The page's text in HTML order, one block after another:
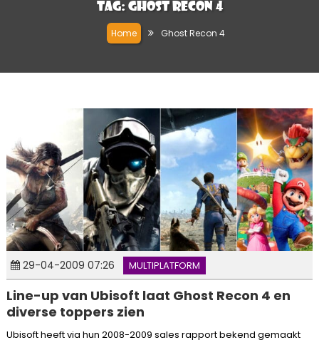
Tag: Ghost Recon 4
Home Ghost Recon 4
29-04-2009 07:26 MULTIPLATFORM
Line-up van Ubisoft laat Ghost Recon 4 en
diverse toppers zien
Ubisoft heeft via hun 2008-2009 sales rapport bekend gemaakt